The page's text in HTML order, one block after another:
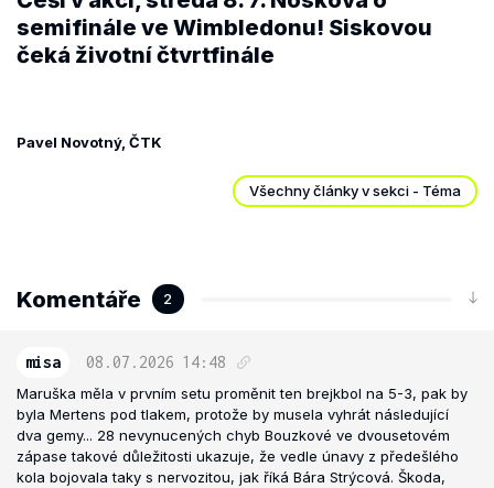
semifinále ve Wimbledonu! Siskovou
čeká životní čtvrtfinále
Pavel Novotný, ČTK
Všechny články v sekci - Téma
Komentáře 2
misa 08.07.2026 14:48
Maruška měla v prvním setu proměnit ten brejkbol na 5-3, pak by
byla Mertens pod tlakem, protože by musela vyhrát následující
dva gemy... 28 nevynucených chyb Bouzkové ve dvousetovém
zápase takové důležitosti ukazuje, že vedle únavy z předešlého
kola bojovala taky s nervozitou, jak říká Bára Strýcová. Škoda,